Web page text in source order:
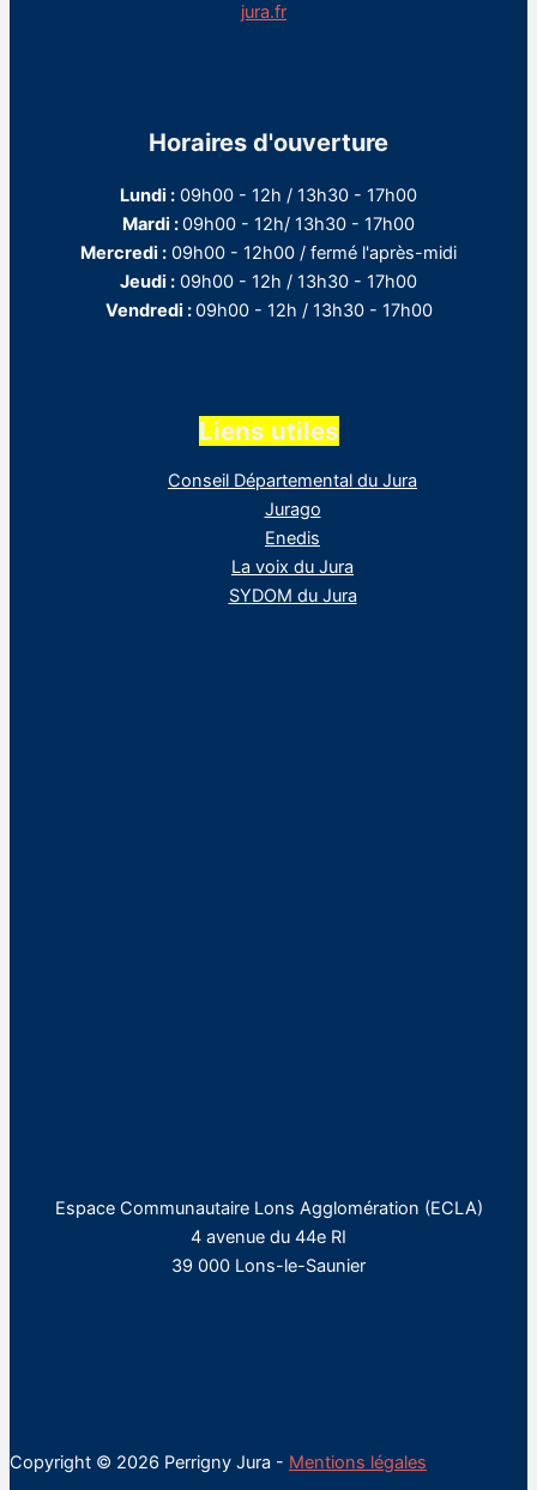
jura.fr
Horaires d'ouverture
Lundi : 09h00 - 12h / 13h30 - 17h00
Mardi :09h00 - 12h/ 13h30 - 17h00
Mercredi : 09h00 - 12h00 / fermé l'après-midi
Jeudi : 09h00 - 12h / 13h30 - 17h00
Vendredi :09h00 - 12h / 13h30 - 17h00
Liens utiles
Conseil Départemental du Jura
Jurago
Enedis
La voix du Jura
SYDOM du Jura
Espace Communautaire Lons Agglomération (ECLA)
4 avenue du 44e RI
39 000 Lons-le-Saunier
Copyright © 2026 Perrigny Jura - Mentions légales